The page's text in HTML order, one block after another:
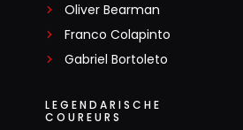
Oliver Bearman
Franco Colapinto
Gabriel Bortoleto
LEGENDARISCHE
COUREURS